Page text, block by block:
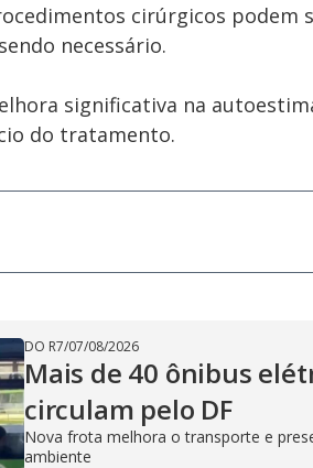
cirúrgicos podem
necessário.
significativa na
do tratamento.
DO R7/07/08/2026
Mais de 40 ônibus
circulam pelo DF
Nova frota melhora o transporte e
ambiente